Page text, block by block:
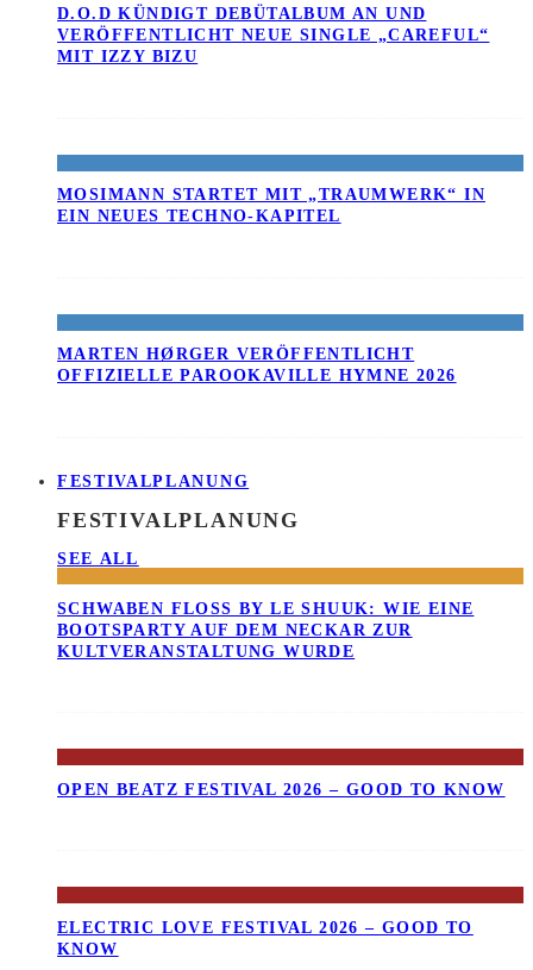
D.O.D KÜNDIGT DEBÜTALBUM AN UND
VERÖFFENTLICHT NEUE SINGLE „CAREFUL“
MIT IZZY BIZU
MOSIMANN STARTET MIT „TRAUMWERK“ IN
EIN NEUES TECHNO-KAPITEL
MARTEN HØRGER VERÖFFENTLICHT
OFFIZIELLE PAROOKAVILLE HYMNE 2026
FESTIVALPLANUNG
FESTIVALPLANUNG
SEE ALL
SCHWABEN FLOSS BY LE SHUUK: WIE EINE B
OOTSPARTY AUF DEM NECKAR ZUR K
ULTVERANSTALTUNG WURDE
OPEN BEATZ FESTIVAL 2026 – GOOD TO KNOW
ELECTRIC LOVE FESTIVAL 2026 – GOOD TO
KNOW